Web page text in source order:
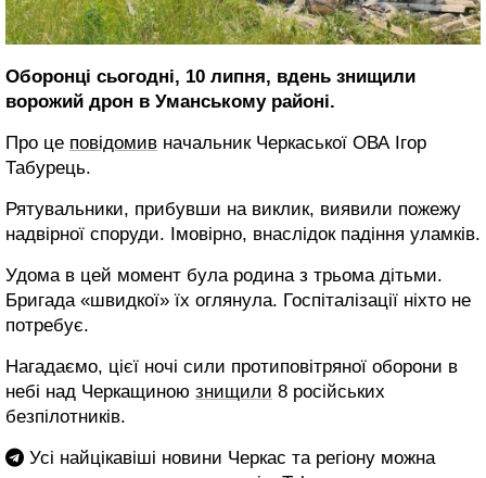
Оборонці сьогодні, 10 липня, вдень знищили
ворожий дрон в Уманському районі.
Про це повідомив начальник Черкаської ОВА Ігор
Табурець.
Рятувальники, прибувши на виклик, виявили пожежу
надвірної споруди. Імовірно, внаслідок падіння уламків.
Удома в цей момент була родина з трьома дітьми.
Бригада «швидкої» їх оглянула. Госпіталізації ніхто не
потребує.
Нагадаємо, цієї ночі сили протиповітряної оборони в
небі над Черкащиною знищили 8 російських
безпілотників.
Усі найцікавіші новини Черкас та регіону можна